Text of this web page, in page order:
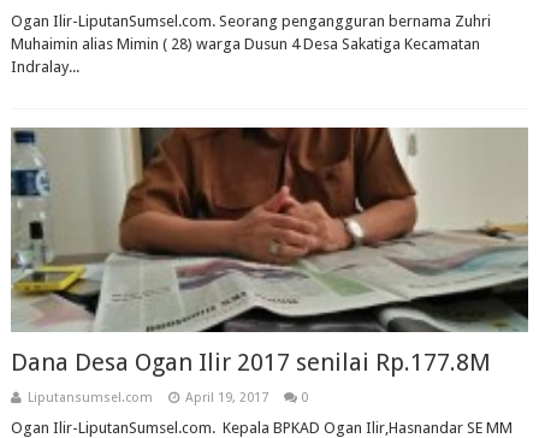
Ogan Ilir-LiputanSumsel.com. Seorang pengangguran bernama Zuhri
Muhaimin alias Mimin ( 28) warga Dusun 4 Desa Sakatiga Kecamatan
Indralay...
Dana Desa Ogan Ilir 2017 senilai Rp.177.8M
Liputansumsel.com April 19, 2017 0
Ogan Ilir-LiputanSumsel.com. Kepala BPKAD Ogan Ilir,Hasnandar SE MM